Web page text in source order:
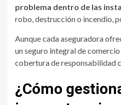
problema dentro de las
robo, destrucción o incendio,
Aunque cada aseguradora
un seguro integral de
cobertura de responsabilidad
¿Cómo